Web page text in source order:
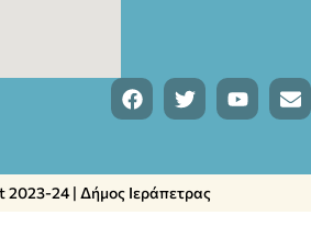
24 | Δήμος Ιεράπετρας